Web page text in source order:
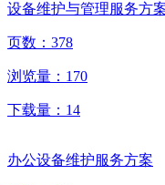
设备维护与管理服务方
页数： 378
浏览量： 170
下载量： 14
办公设备维护服务方案